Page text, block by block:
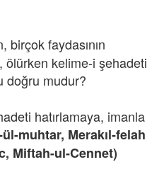
birçok faydasının
kelime-i şehadeti
doğru mudur?
hatırlamaya, imanla
muhtar, Merakıl-felah
Miftah-ul-Cennet)